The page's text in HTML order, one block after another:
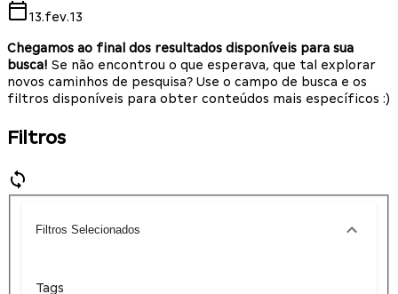
13.fev.13
Chegamos ao final dos resultados disponíveis para sua
busca! Se não encontrou o que esperava, que tal explorar
novos caminhos de pesquisa? Use o campo de busca e os
filtros disponíveis para obter conteúdos mais específicos :)
Filtros
Filtros Selecionados
Tags